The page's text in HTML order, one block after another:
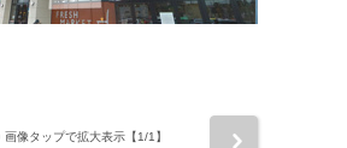
画像タップで拡大表示【1/1】